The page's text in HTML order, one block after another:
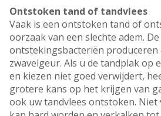
Ontstoken tand of tandvlees
Vaak is een ontstoken tand of
oorzaak van een slechte adem. De
ontstekingsbacteriën produceren
zwavelgeur. Als u de tandplak op
en kiezen niet goed verwijdert,
grotere kans op het krijgen van
ook uw tandvlees ontstoken.